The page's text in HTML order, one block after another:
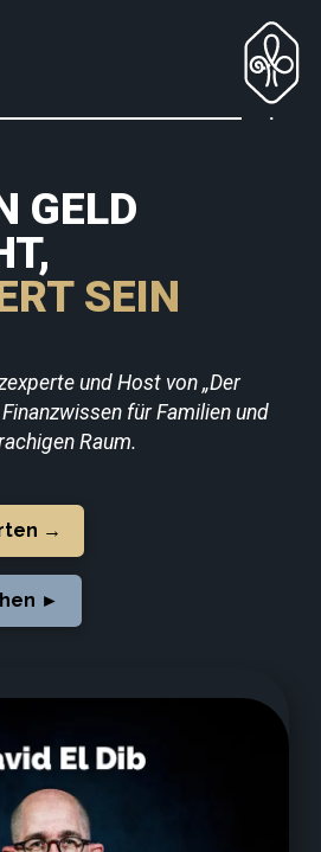
GELD
SEIN
und Host von „Der
für Familien und
Raum.
→
►